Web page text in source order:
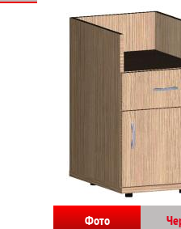
Фото